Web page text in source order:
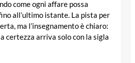
come ogni affare possa
all’ultimo istante. La pista per
ma l’insegnamento è chiaro:
certezza arriva solo con la sigla